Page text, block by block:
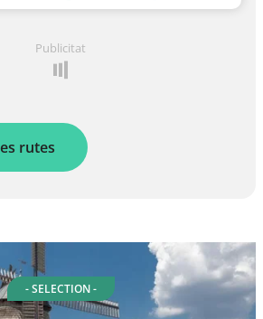
Publicitat
rutes
- SELECTION -